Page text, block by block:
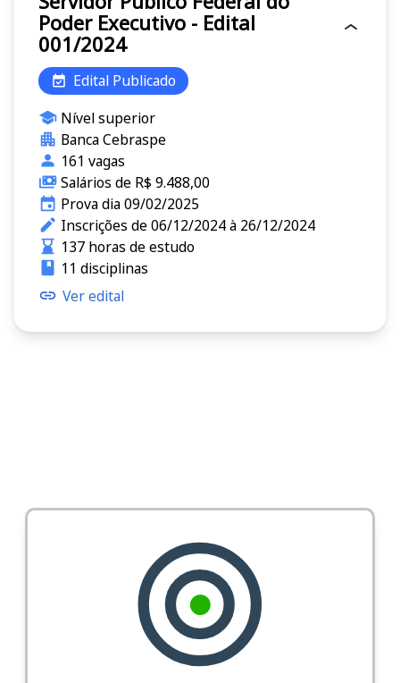
Poder Executivo - Edital
001/2024
Edital Publicado
Nível superior
Banca Cebraspe
161 vagas
Salários de R$ 9.488,00
Prova dia 09/02/2025
Inscrições de 06/12/2024 à 26/12/2024
137 horas de estudo
11 disciplinas
Ver edital